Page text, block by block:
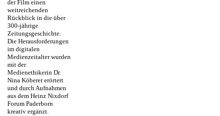
der Film einen
weitreichenden
Rückblick in die über
300-jährige
Zeitungsgeschichte.
Die Herausforderungen
im digitalen
Medienzeitalter wurden
mit der
Medienethikerin Dr.
Nina Köberer erörtert
und durch Aufnahmen
aus dem Heinz Nixdorf
Forum Paderborn
kreativ ergänzt.